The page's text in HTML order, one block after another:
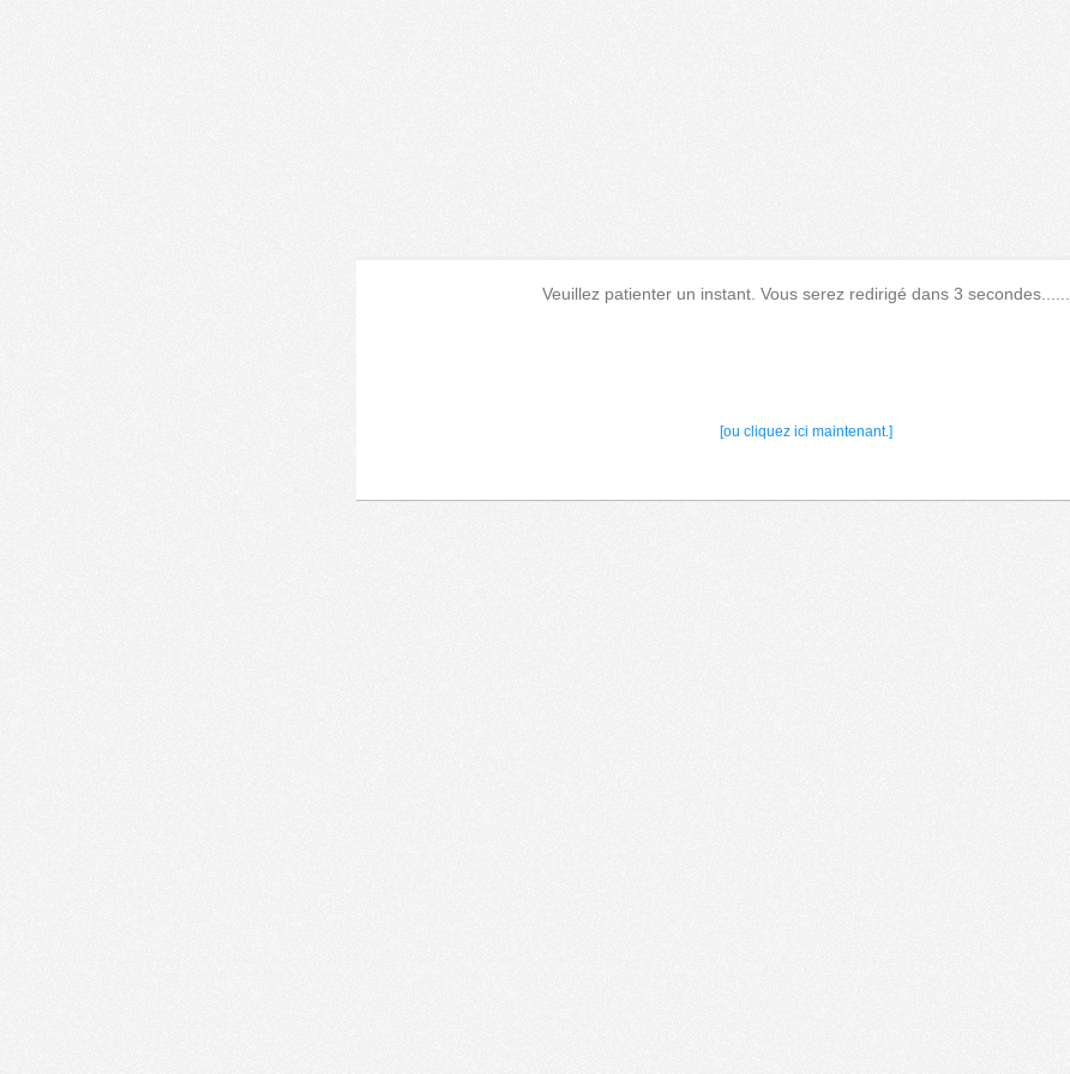
Veuillez patienter un instant. Vous serez redirigé dans 3 secondes......
[ou cliquez ici maintenant.]